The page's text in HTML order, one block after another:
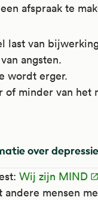
afspraak te
last van
angsten.
wordt erger.
of minder van het
over
Wij zijn MIND
andere mensen